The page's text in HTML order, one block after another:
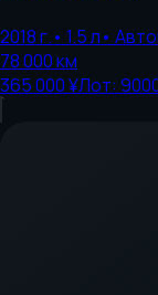
2018г.• 1.5л•
78 000км
365 000 ¥Лот: